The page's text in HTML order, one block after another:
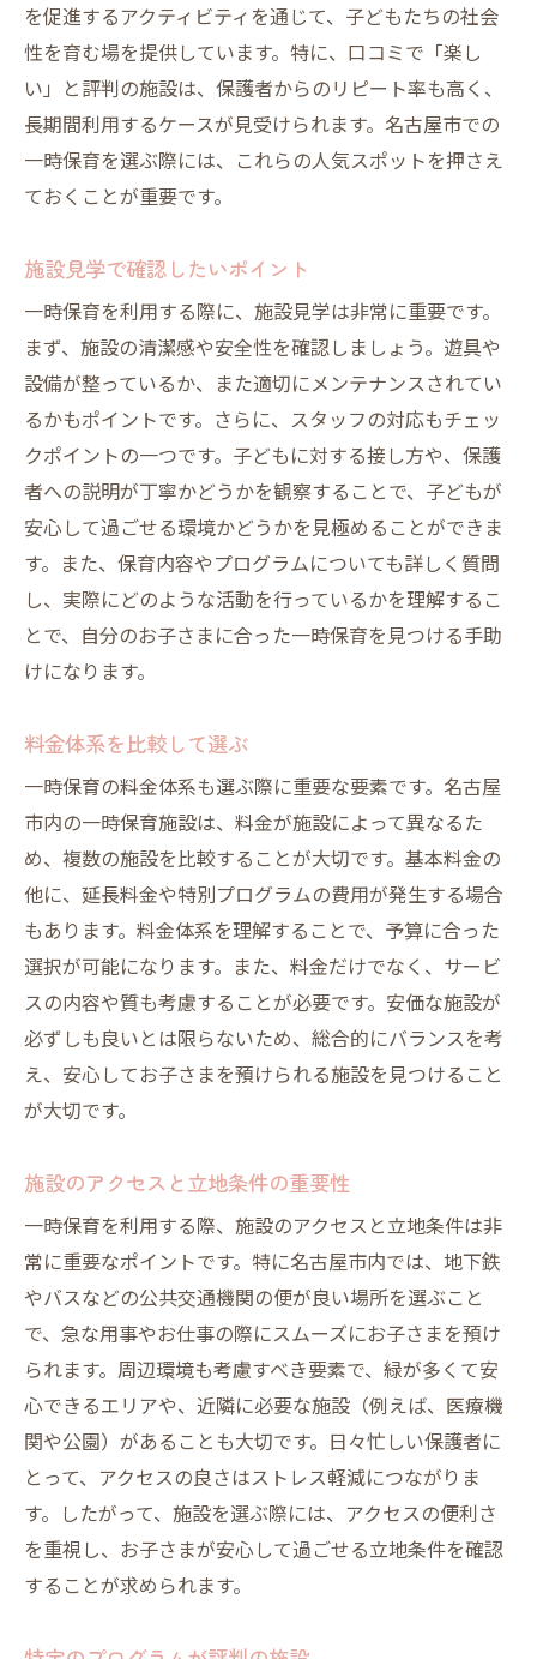
を促進するアクティビティを通じて、子どもたちの社会
性を育む場を提供しています。特に、口コミで「楽し
い」と評判の施設は、保護者からのリピート率も高く、
長期間利用するケースが見受けられます。名古屋市での
一時保育を選ぶ際には、これらの人気スポットを押さえ
ておくことが重要です。
施設見学で確認したいポイント
一時保育を利用する際に、施設見学は非常に重要です。
まず、施設の清潔感や安全性を確認しましょう。遊具や
設備が整っているか、また適切にメンテナンスされてい
るかもポイントです。さらに、スタッフの対応もチェッ
クポイントの一つです。子どもに対する接し方や、保護
者への説明が丁寧かどうかを観察することで、子どもが
安心して過ごせる環境かどうかを見極めることができま
す。また、保育内容やプログラムについても詳しく質問
し、実際にどのような活動を行っているかを理解するこ
とで、自分のお子さまに合った一時保育を見つける手助
けになります。
料金体系を比較して選ぶ
一時保育の料金体系も選ぶ際に重要な要素です。名古屋
市内の一時保育施設は、料金が施設によって異なるた
め、複数の施設を比較することが大切です。基本料金の
他に、延長料金や特別プログラムの費用が発生する場合
もあります。料金体系を理解することで、予算に合った
選択が可能になります。また、料金だけでなく、サービ
スの内容や質も考慮することが必要です。安価な施設が
必ずしも良いとは限らないため、総合的にバランスを考
え、安心してお子さまを預けられる施設を見つけること
が大切です。
施設のアクセスと立地条件の重要性
一時保育を利用する際、施設のアクセスと立地条件は非
常に重要なポイントです。特に名古屋市内では、地下鉄
やバスなどの公共交通機関の便が良い場所を選ぶこと
で、急な用事やお仕事の際にスムーズにお子さまを預け
られます。周辺環境も考慮すべき要素で、緑が多くて安
心できるエリアや、近隣に必要な施設（例えば、医療機
関や公園）があることも大切です。日々忙しい保護者に
とって、アクセスの良さはストレス軽減につながりま
す。したがって、施設を選ぶ際には、アクセスの便利さ
を重視し、お子さまが安心して過ごせる立地条件を確認
することが求められます。